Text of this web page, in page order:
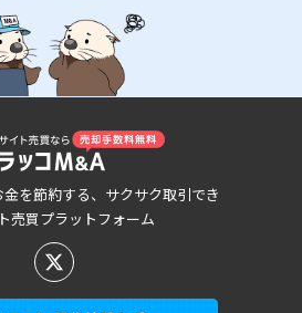
を節約する、サクサク取引でき
売買プラットフォーム